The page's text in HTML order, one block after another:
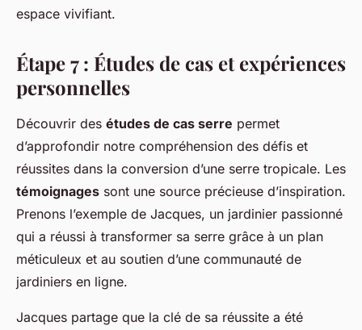
espace vivifiant.
Étape 7 : Études de cas et expériences
personnelles
Découvrir des études de cas serre permet
d’approfondir notre compréhension des défis et
réussites dans la conversion d’une serre tropicale. Les
témoignages sont une source précieuse d’inspiration.
Prenons l’exemple de Jacques, un jardinier passionné
qui a réussi à transformer sa serre grâce à un plan
méticuleux et au soutien d’une communauté de
jardiniers en ligne.
Jacques partage que la clé de sa réussite a été